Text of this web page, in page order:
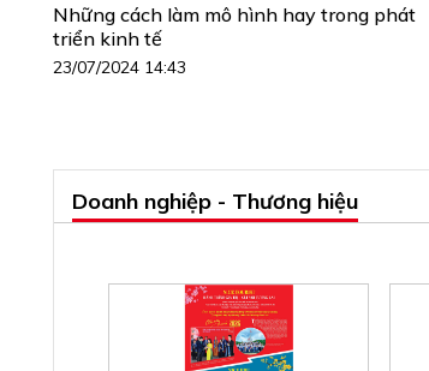
Những cách làm mô hình hay trong phát
triển kinh tế
23/07/2024 14:43
Doanh nghiệp - Thương hiệu